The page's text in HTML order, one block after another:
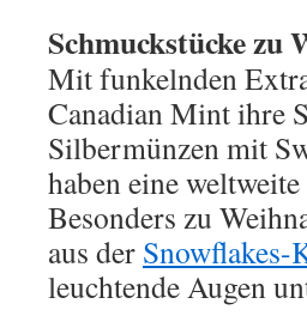
Schmuckstücke zu
Mit funkelnden
Canadian Mint ihre
Silbermünzen mit
haben eine
Besonders zu
aus der
leuchtende Augen